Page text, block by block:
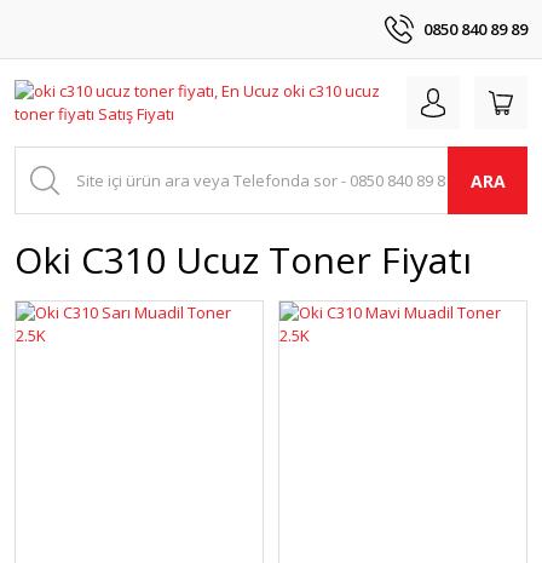
0850 840 89 89
ARA
Oki C310 Ucuz Toner Fiyatı